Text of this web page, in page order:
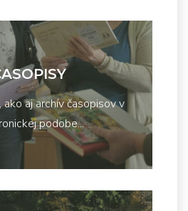
ako aj archív časopisov v
podobe...